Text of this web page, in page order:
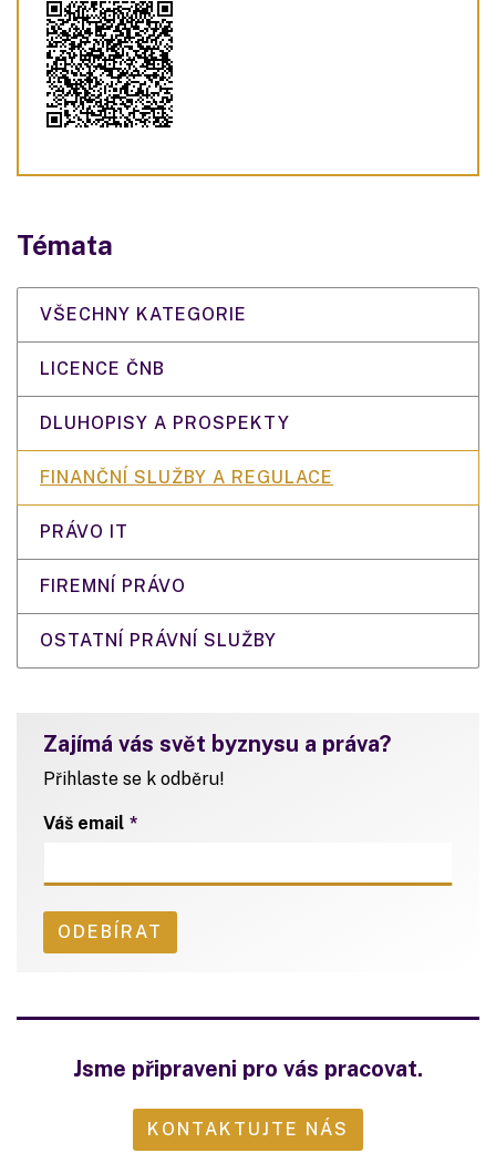
Témata
VŠECHNY KATEGORIE
LICENCE ČNB
DLUHOPISY A PROSPEKTY
FINANČNÍ SLUŽBY A REGULACE
PRÁVO IT
FIREMNÍ PRÁVO
OSTATNÍ PRÁVNÍ SLUŽBY
Zajímá vás svět byznysu a práva?
Přihlaste se k odběru!
Váš email
Jsme připraveni pro vás pracovat.
KONTAKTUJTE NÁS